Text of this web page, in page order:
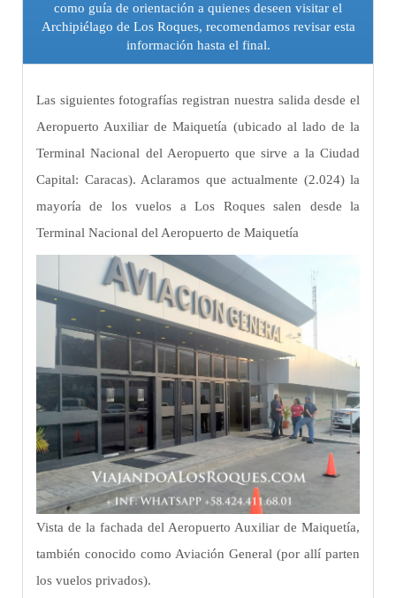
como guía de orientación a quienes deseen visitar el
Archipiélago de Los Roques, recomendamos revisar esta
información hasta el final.
Las siguientes fotografías registran nuestra salida desde el
Aeropuerto Auxiliar de Maiquetía (ubicado al lado de la
Terminal Nacional del Aeropuerto que sirve a la Ciudad
Capital: Caracas). Aclaramos que actualmente (2.024) la
mayoría de los vuelos a Los Roques salen desde la
Terminal Nacional del Aeropuerto de Maiquetía
Vista de la fachada del Aeropuerto Auxiliar de Maiquetía,
también conocido como Aviación General (por allí parten
los vuelos privados).